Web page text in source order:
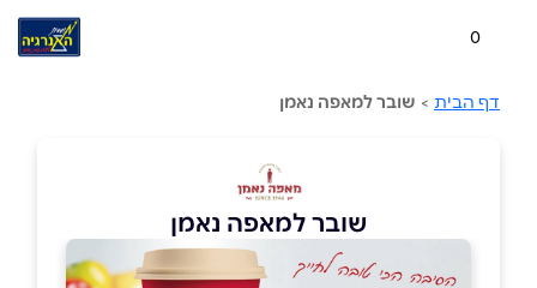
0
דף הבית > שובר למאפה נאמן
שובר למאפה נאמן